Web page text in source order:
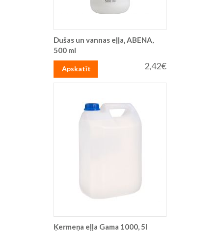
Dušas un vannas eļļa, ABENA,
500 ml
2,42€
Apskatīt
Ķermeņa eļļa Gama 1000, 5l